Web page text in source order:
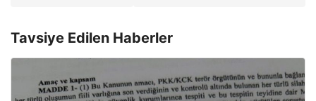
Tavsiye Edilen Haberler